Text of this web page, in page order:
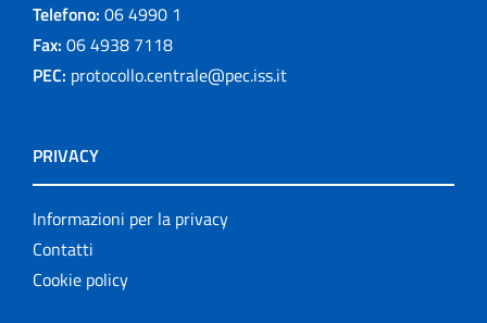
Telefono: 06 4990 1
Fax: 06 4938 7118
PEC: protocollo.centrale@pec.iss.it
PRIVACY
Informazioni per la privacy
Contatti
Cookie policy